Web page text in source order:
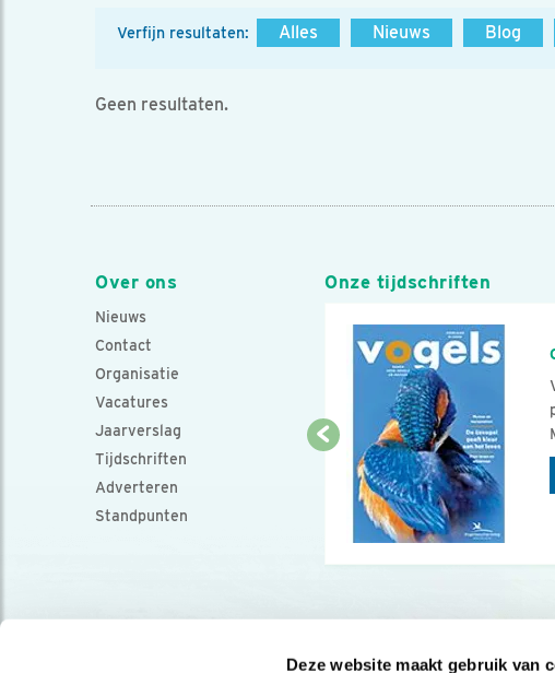
Deze website maakt gebruik van
Verfijn resultaten: Alles Nieuws Blog
Geen resultaten.
Over ons
Nieuws
Contact
Organisatie
Vacatures
Jaarverslag
Tijdschriften
Adverteren
Standpunten
Onze tijdschriften